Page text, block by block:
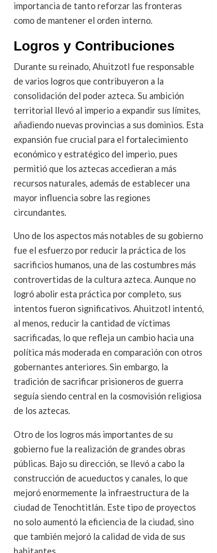
importancia de tanto reforzar las fronteras
como de mantener el orden interno.
Logros y Contribuciones
Durante su reinado, Ahuitzotl fue responsable
de varios logros que contribuyeron a la
consolidación del poder azteca. Su ambición
territorial llevó al imperio a expandir sus límites,
añadiendo nuevas provincias a sus dominios. Esta
expansión fue crucial para el fortalecimiento
económico y estratégico del imperio, pues
permitió que los aztecas accedieran a más
recursos naturales, además de establecer una
mayor influencia sobre las regiones
circundantes.
Uno de los aspectos más notables de su gobierno
fue el esfuerzo por reducir la práctica de los
sacrificios humanos, una de las costumbres más
controvertidas de la cultura azteca. Aunque no
logró abolir esta práctica por completo, sus
intentos fueron significativos. Ahuitzotl intentó,
al menos, reducir la cantidad de víctimas
sacrificadas, lo que refleja un cambio hacia una
política más moderada en comparación con otros
gobernantes anteriores. Sin embargo, la
tradición de sacrificar prisioneros de guerra
seguía siendo central en la cosmovisión religiosa
de los aztecas.
Otro de los logros más importantes de su
gobierno fue la realización de grandes obras
públicas. Bajo su dirección, se llevó a cabo la
construcción de acueductos y canales, lo que
mejoró enormemente la infraestructura de la
ciudad de Tenochtitlán. Este tipo de proyectos
no solo aumentó la eficiencia de la ciudad, sino
que también mejoró la calidad de vida de sus